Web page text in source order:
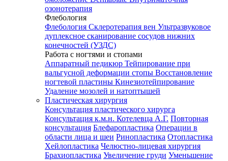
озонотерапия
Флебология
Флебология Склеротерапия вен Ультразвуковое
дуплексное сканирование сосудов нижних
конечностей (УЗДС)
Работа с ногтями и стопами
Аппаратный педикюр Тейпирование при
вальгусной деформации стопы Восстановление
ногтевой пластины Кинезиотейпирование
Удаление мозолей и натоптышей
Пластическая хирургия
Консультация пластического хирурга
Консультация к.м.н. Котелевца А.Г. Повторная
консультация Блефаропластика Операции в
области лица и шеи Ринопластика Отопластика
Хейлопластика Челюстно-лицевая хирургия
Брахиопластика Увеличение груди Уменьшение